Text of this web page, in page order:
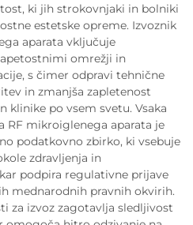
ki jih strokovnjaki in bolniki
estetske opreme. Izvoznik
aparata vključuje
omrežji in
s čimer odpravi tehnične
in zmanjša zapletenost
klinike po vsem svetu. Vsaka
RF mikroiglenega aparata je
podatkovno zbirko, ki vsebuje
zdravljenja in
podpira regulativne prijave
mednarodnih pravnih okvirih.
za izvoz zagotavlja sledljivost